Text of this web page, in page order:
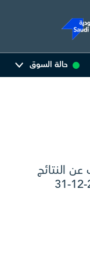
حالة السوق
النتائج